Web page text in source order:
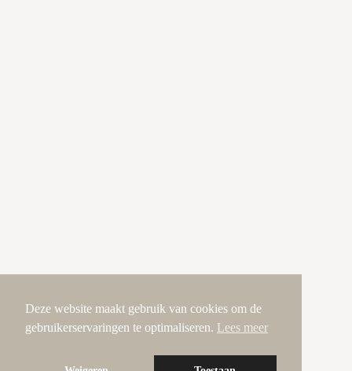
Deze website maakt gebruik van cookies om de
gebruikerservaringen te optimaliseren. Lees meer